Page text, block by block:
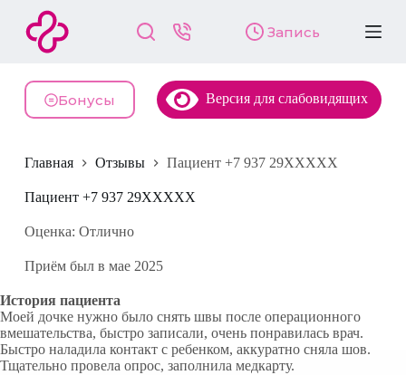
й
и
у
и
Запись
Бонусы Версия для слабовидящих
Главная Отзывы Пациент +7 937 29XXXXX
Пациент +7 937 29XXXXX
Оценка: Отлично
Приём был в мае 2025
История пациента
Моей дочке нужно было снять швы после операционного
вмешательства, быстро записали, очень понравилась врач.
Быстро наладила контакт с ребенком, аккуратно сняла шов.
Тщательно провела опрос, заполнила медкарту.